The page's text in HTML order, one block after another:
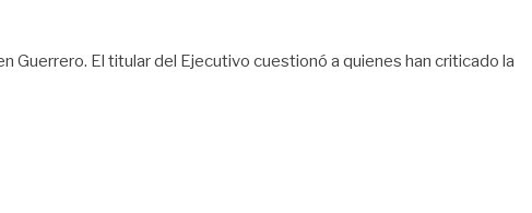
El titular del Ejecutivo cuestionó a quienes han criticado la